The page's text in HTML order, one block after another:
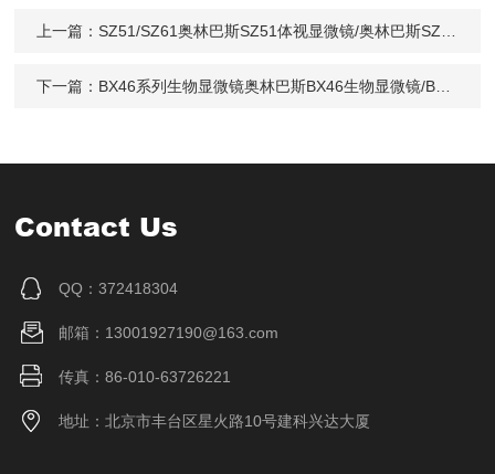
上一篇： SZ51/SZ61奥林巴斯SZ51体视显微镜/奥林巴斯SZ61体视显微镜技术参数
下一篇： BX46系列生物显微镜奥林巴斯BX46生物显微镜/BX46系列生物显微镜价格/BX46生物显微镜技术参数
Contact Us
QQ：372418304
邮箱：13001927190@163.com
传真：86-010-63726221
地址：北京市丰台区星火路10号建科兴达大厦